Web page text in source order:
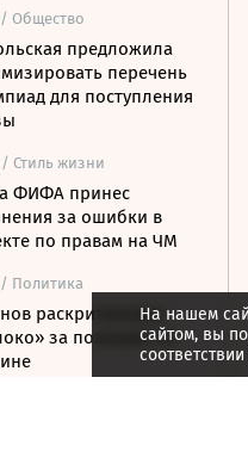
/ Общество
предложила
перечень
для поступления
/ Стиль жизни
ФИФА принес
за ошибки в
по правам на ЧМ
/ Политика
раскритиковал
за позицию по
На нашем
сайтом, вы
соответствии